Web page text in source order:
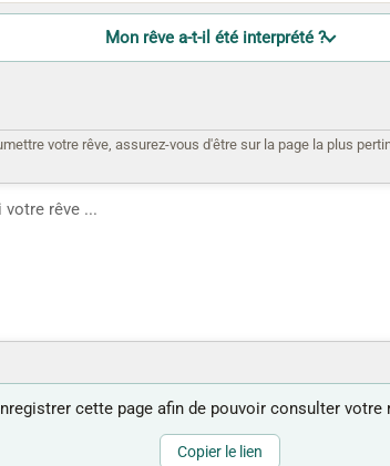
Mon rêve a-t-il été interprété ?
votre rêve, assurez-vous d'être sur la page la plus
cette page afin de pouvoir consulter votre
Copier le lien